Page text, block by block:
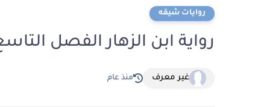
روايات شيقه
رواية ابن الزهار الفصل التاسع 9 والاخير بقلم عماد عبد
غير معرف منذ عام